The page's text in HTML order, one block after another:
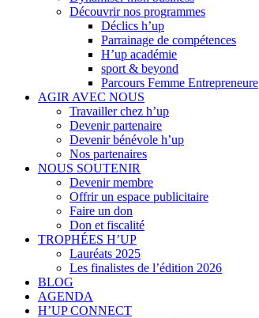
Découvrir nos programmes
Déclics h’up
Parrainage de compétences
H’up académie
sport & beyond
Parcours Femme Entrepreneure
AGIR AVEC NOUS
Travailler chez h’up
Devenir partenaire
Devenir bénévole h’up
Nos partenaires
NOUS SOUTENIR
Devenir membre
Offrir un espace publicitaire
Faire un don
Don et fiscalité
TROPHÉES H’UP
Lauréats 2025
Les finalistes de l’édition 2026
BLOG
AGENDA
H’UP CONNECT